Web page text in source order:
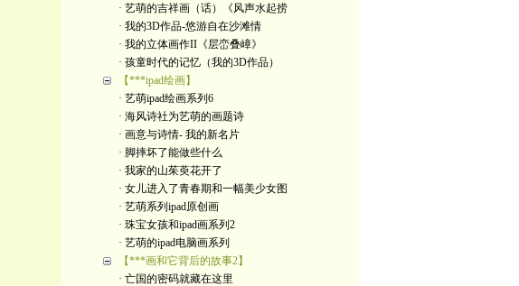
· 艺萌的吉祥画（话）《风声水起捞
· 我的3D作品-悠游自在沙滩情
· 我的立体画作II《层峦叠嶂》
· 孩童时代的记忆（我的3D作品）
【***ipad绘画】
· 艺萌ipad绘画系列6
· 海风诗社为艺萌的画题诗
· 画意与诗情- 我的新名片
· 脚摔坏了能做些什么
· 我家的山茱萸花开了
· 女儿进入了青春期和一幅美少女图
· 艺萌系列ipad原创画
· 珠宝女孩和ipad画系列2
· 艺萌的ipad电脑画系列
【***画和它背后的故事2】
· 亡国的密码就藏在这里